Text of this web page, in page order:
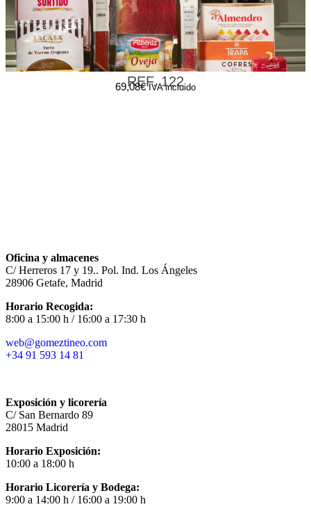
REF. 122
69,08€ IVA incluido
Oficina y almacenes
C/ Herreros 17 y 19.. Pol. Ind. Los Ángeles
28906 Getafe, Madrid
Horario Recogida:
8:00 a 15:00 h / 16:00 a 17:30 h
web@gomeztineo.com
+34 91 593 14 81
Exposición y licorería
C/ San Bernardo 89
28015 Madrid
Horario Exposición:
10:00 a 18:00 h
Horario Licorería y Bodega:
9:00 a 14:00 h / 16:00 a 19:00 h